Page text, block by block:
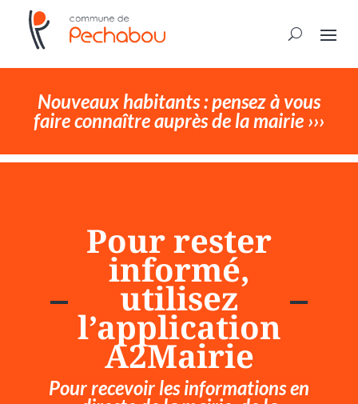
Nouveaux habitants : pensez à vous
faire connaître auprès de la mairie ›››
Pour rester
informé,
utilisez
l’application
A2Mairie
Pour recevoir les informations en